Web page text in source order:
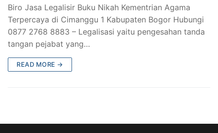
Biro Jasa Legalisir Buku Nikah Kementrian Agama
Terpercaya di Cimanggu 1 Kabupaten Bogor Hubungi
0877 2768 8883 – Legalisasi yaitu pengesahan tanda
tangan pejabat yang…
READ MORE →